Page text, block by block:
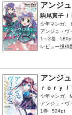
アンジ
駒尾真子 /
少年マンガ、
アンジュ・ヴ
1～2巻
レビュー投稿
アンジ
ｒｏｒｙ /
少年マンガ、
アンジュ・ヴ
1巻
524pt